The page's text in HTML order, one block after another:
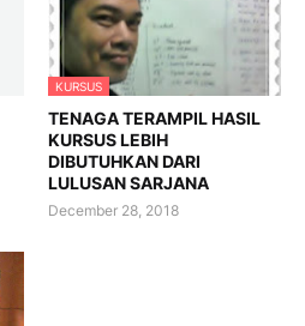
KURSUS
TENAGA TERAMPIL HASIL
KURSUS LEBIH
DIBUTUHKAN DARI
LULUSAN SARJANA
December 28, 2018